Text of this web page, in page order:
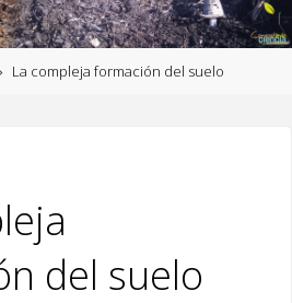
La compleja formación del suelo
del suelo